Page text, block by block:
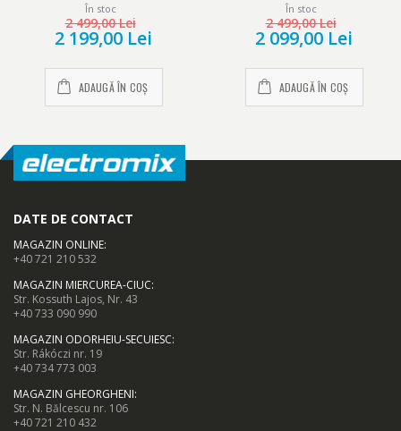
Full No Frost, Air Flow Dual
Tech, H 202 cm, Clasa E,
Metal Look
În stoc
2 499,00 Lei
2 199,00 Lei
ADAUGĂ ÎN COȘ
Tech, Air Flow Dual Tech,
Efiline, H 202.5, Alb
În stoc
2 499,00 Lei
2 099,00 Lei
ADAUGĂ ÎN COȘ
DATE DE CONTACT
MAGAZIN ONLINE:
+40 721 210 532
MAGAZIN MIERCUREA-CIUC:
Str. Kossuth Lajos, Nr. 43
+40 733 090 990
MAGAZIN ODORHEIU-SECUIESC:
Str. Rákóczi nr. 19
+40 734 773 003
MAGAZIN GHEORGHENI:
Str. N. Bălcescu nr. 106
+40 721 210 432